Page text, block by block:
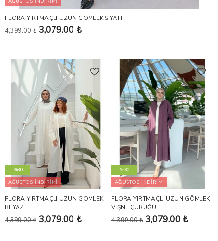
AĞUSTOS İNDİRİMİ
FLORA YIRTMAÇLI UZUN GÖMLEK SİYAH
4,399.00 ₺ 3,079.00 ₺
-%30
AĞUSTOS İNDİRİMİ
FLORA YIRTMAÇLI UZUN GÖMLEK
BEYAZ
4,399.00 ₺ 3,079.00 ₺
-%30
AĞUSTOS İNDİRİMİ
FLORA YIRTMAÇLI UZUN GÖMLEK
VİŞNE ÇÜRÜĞÜ
4,399.00 ₺ 3,079.00 ₺